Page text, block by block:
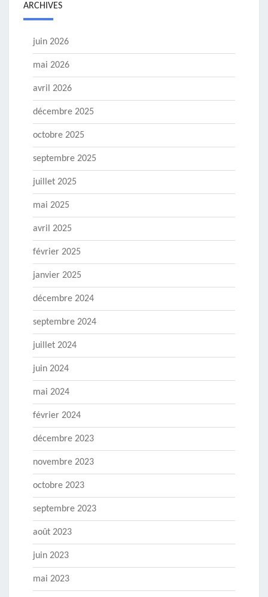
ARCHIVES
juin 2026
mai 2026
avril 2026
décembre 2025
octobre 2025
septembre 2025
juillet 2025
mai 2025
avril 2025
février 2025
janvier 2025
décembre 2024
septembre 2024
juillet 2024
juin 2024
mai 2024
février 2024
décembre 2023
novembre 2023
octobre 2023
septembre 2023
août 2023
juin 2023
mai 2023